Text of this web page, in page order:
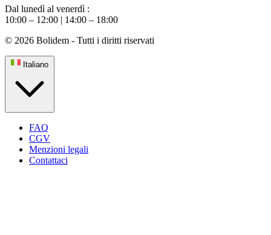
Dal lunedì al venerdì :
10:00 – 12:00 | 14:00 – 18:00
© 2026 Bolidem - Tutti i diritti riservati
Italiano
FAQ
CGV
Menzioni legali
Contattaci